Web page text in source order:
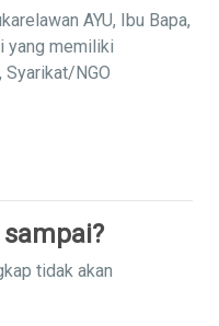
AYU, Ibu Bapa,
yang memiliki
Syarikat/NGO
tidak akan